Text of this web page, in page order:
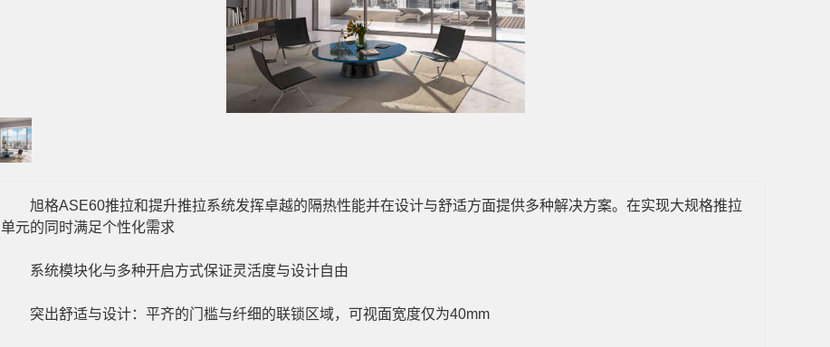
旭格ASE60推拉和提升推拉系统发挥卓越的隔热性能并在设计与舒适方面提供多种解决方案。在实现大规格推拉
单元的同时满足个性化需求
系统模块化与多种开启方式保证灵活度与设计自由
突出舒适与设计：平齐的门槛与纤细的联锁区域，可视面宽度仅为40mm